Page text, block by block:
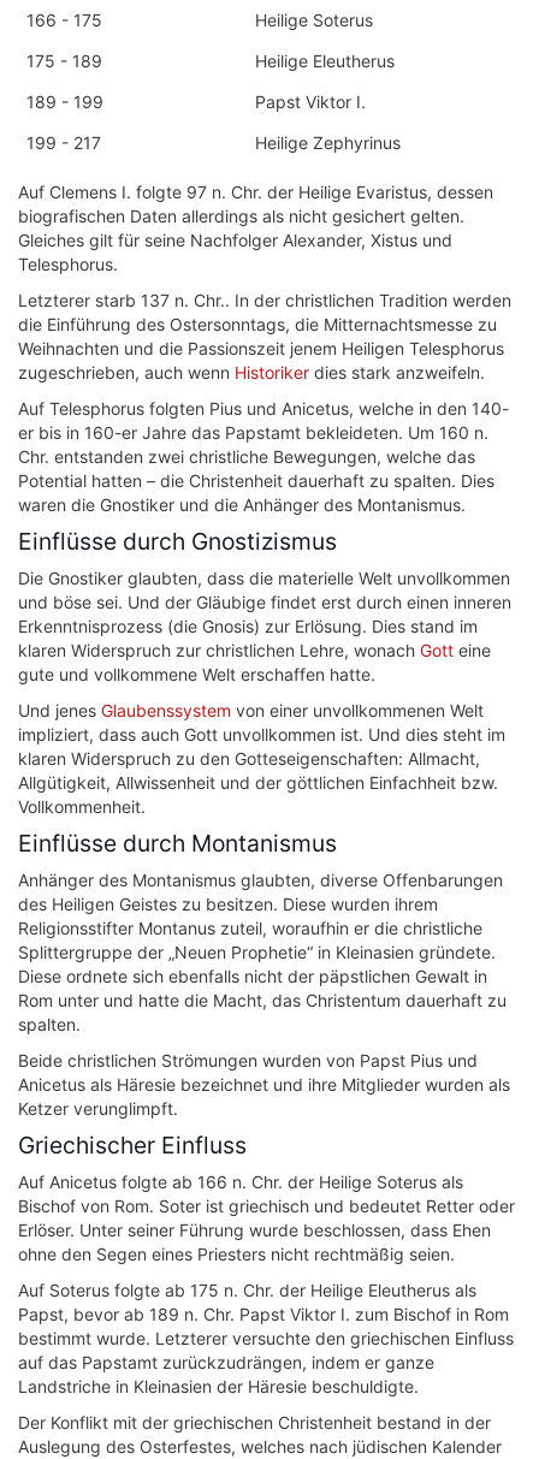
166 - 175
Heilige Soterus
175 - 189
Heilige Eleutherus
189 - 199
Papst Viktor I.
199 - 217
Heilige Zephyrinus
Auf Clemens I. folgte 97 n. Chr. der Heilige Evaristus, dessen
biografischen Daten allerdings als nicht gesichert gelten.
Gleiches gilt für seine Nachfolger Alexander, Xistus und
Telesphorus.
Letzterer starb 137 n. Chr.. In der christlichen Tradition werden
die Einführung des Ostersonntags, die Mitternachtsmesse zu
Weihnachten und die Passionszeit jenem Heiligen Telesphorus
zugeschrieben, auch wenn Historiker dies stark anzweifeln.
Auf Telesphorus folgten Pius und Anicetus, welche in den 140-
er bis in 160-er Jahre das Papstamt bekleideten. Um 160 n.
Chr. entstanden zwei christliche Bewegungen, welche das
Potential hatten – die Christenheit dauerhaft zu spalten. Dies
waren die Gnostiker und die Anhänger des Montanismus.
Einflüsse durch Gnostizismus
Die Gnostiker glaubten, dass die materielle Welt unvollkommen
und böse sei. Und der Gläubige findet erst durch einen inneren
Erkenntnisprozess (die Gnosis) zur Erlösung. Dies stand im
klaren Widerspruch zur christlichen Lehre, wonach Gott eine
gute und vollkommene Welt erschaffen hatte.
Und jenes Glaubenssystem von einer unvollkommenen Welt
impliziert, dass auch Gott unvollkommen ist. Und dies steht im
klaren Widerspruch zu den Gotteseigenschaften: Allmacht,
Allgütigkeit, Allwissenheit und der göttlichen Einfachheit bzw.
Vollkommenheit.
Einflüsse durch Montanismus
Anhänger des Montanismus glaubten, diverse Offenbarungen
des Heiligen Geistes zu besitzen. Diese wurden ihrem
Religionsstifter Montanus zuteil, woraufhin er die christliche
Splittergruppe der „Neuen Prophetie“ in Kleinasien gründete.
Diese ordnete sich ebenfalls nicht der päpstlichen Gewalt in
Rom unter und hatte die Macht, das Christentum dauerhaft zu
spalten.
Beide christlichen Strömungen wurden von Papst Pius und
Anicetus als Häresie bezeichnet und ihre Mitglieder wurden als
Ketzer verunglimpft.
Griechischer Einfluss
Auf Anicetus folgte ab 166 n. Chr. der Heilige Soterus als
Bischof von Rom. Soter ist griechisch und bedeutet Retter oder
Erlöser. Unter seiner Führung wurde beschlossen, dass Ehen
ohne den Segen eines Priesters nicht rechtmäßig seien.
Auf Soterus folgte ab 175 n. Chr. der Heilige Eleutherus als
Papst, bevor ab 189 n. Chr. Papst Viktor I. zum Bischof in Rom
bestimmt wurde. Letzterer versuchte den griechischen Einfluss
auf das Papstamt zurückzudrängen, indem er ganze
Landstriche in Kleinasien der Häresie beschuldigte.
Der Konflikt mit der griechischen Christenheit bestand in der
Auslegung des Osterfestes, welches nach jüdischen Kalender